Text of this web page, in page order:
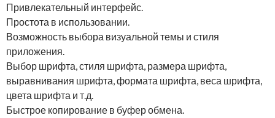
Привлекательный интерфейс.
Простота в использовании.
Возможность выбора визуальной темы и стиля
приложения.
Выбор шрифта, стиля шрифта, размера шрифта,
выравнивания шрифта, формата шрифта, веса шрифта,
цвета шрифта и т.д.
Быстрое копирование в буфер обмена.